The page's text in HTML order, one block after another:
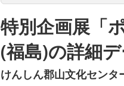
特別企画展「
(福島)の詳細
けんしん郡山文化センタ